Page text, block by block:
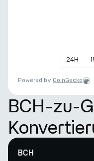
24H 1
Powered by CoinGecko
BCH-zu-
BCH